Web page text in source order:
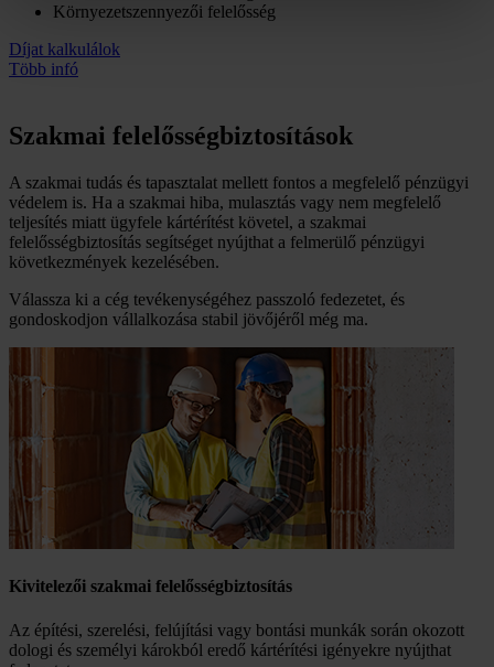
Környezetszennyezői felelősség
Díjat kalkulálok
Több infó
Szakmai felelősség­biztosítások
A szakmai tudás és tapasztalat mellett fontos a megfelelő pénzügyi
védelem is. Ha a szakmai hiba, mulasztás vagy nem megfelelő
teljesítés miatt ügyfele kártérítést követel, a szakmai
felelősségbiztosítás segítséget nyújthat a felmerülő pénzügyi
következmények kezelésében.
Válassza ki a cég tevékenységéhez passzoló fedezetet, és
gondoskodjon vállalkozása stabil jövőjéről még ma.
Kivitelezői szakmai felelősség­biztosítás
Az építési, szerelési, felújítási vagy bontási munkák során okozott
dologi és személyi károkból eredő kártérítési igényekre nyújthat